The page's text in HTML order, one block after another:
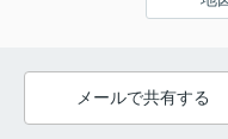
メールで共有する